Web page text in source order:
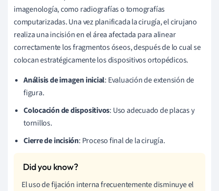
imagenología, como radiografías o tomografías
computarizadas. Una vez planificada la cirugía, el cirujano
realiza una incisión en el área afectada para alinear
correctamente los fragmentos óseos, después de lo cual se
colocan estratégicamente los dispositivos ortopédicos.
Análisis de imagen inicial: Evaluación de extensión de
figura.
Colocación de dispositivos: Uso adecuado de placas y
tornillos.
Cierre de incisión: Proceso final de la cirugía.
El uso de fijación interna frecuentemente disminuye el